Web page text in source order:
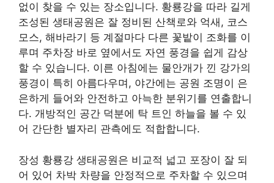
없이 찾을 수 있는 장소입니다. 황룡강을 따라 길게
조성된 생태공원은 잘 정비된 산책로와 억새, 코스
모스, 해바라기 등 계절마다 다른 꽃밭이 조화를 이
루며 주차장 바로 옆에서도 자연 풍경을 쉽게 감상
할 수 있습니다. 이른 아침에는 물안개가 낀 강가의
풍경이 특히 아름다우며, 야간에는 공원 조명이 은
은하게 들어와 안전하고 아늑한 분위기를 연출합니
다. 개방적인 공간 덕분에 탁 트인 하늘을 볼 수 있
어 간단한 별자리 관측에도 적합합니다.
장성 황룡강 생태공원은 비교적 넓고 포장이 잘 되
어 있어 차박 차량을 안정적으로 주차할 수 있으며